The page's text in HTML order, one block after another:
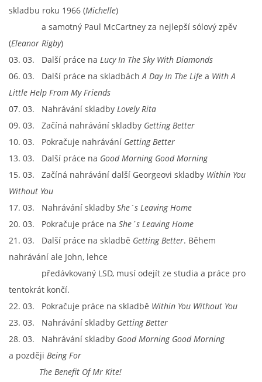
DISKOGRAFIE - ALBA JINÁ
DISKOGRAFIE - ALBA RARITY
DISKOGRAFIE - ALBA RARITY II
DISKOGRAFIE - BOOTLEGY I
DISKOGRAFIE - BOOTLEGY II
DISKOGRAFIE - BOOTLEGY III
DISKOGRAFIE - BOOTLEGY V
DISKOGRAFIE - BOOTLEGY VI
DISKOGRAFIE - LP ROZHOVORY
NAHRÁVACÍ FREKVENCE
skladbu roku 1966 (Michelle)
a samotný Paul McCartney za nejlepší sólový zpěv
(Eleanor Rigby)
03. 03. Další práce na Lucy In The Sky With Diamonds
06. 03. Další práce na skladbáchA Day In The Life a With A
Little Help From My Friends
07. 03. Nahrávání skladby Lovely Rita
09. 03. Začíná nahrávání skladby Getting Better
10. 03. Pokračuje nahrávání Getting Better
13. 03. Další práce na Good Morning Good Morning
15. 03. Začíná nahrávání další Georgeovi skladby Within You
Without You
17. 03. Nahrávání skladby She´s Leaving Home
20. 03. Pokračuje práce na She´s Leaving Home
21. 03. Další práce na skladbě Getting Better. Během
nahrávání ale John, lehce
předávkovaný LSD, musí odejít ze studia a práce pro
tentokrát končí.
22. 03. Pokračuje práce na skladbě Within You Without You
23. 03. Nahrávání skladby Getting Better
28. 03. Nahrávání skladby Good Morning Good Morning
a později Being For
The Benefit Of Mr Kite!